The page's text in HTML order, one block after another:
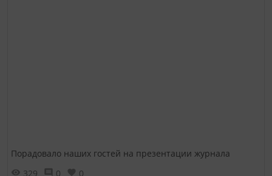
Порадовало наших гостей на презентации журнала
329
0 0